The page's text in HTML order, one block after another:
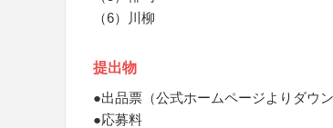
（6）川柳
提出物
●出品票（公式ホームページよりダウン
●応募料